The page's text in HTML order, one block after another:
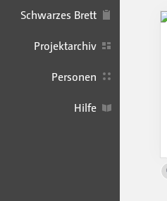
Schwarzes Brett
Projektarchiv
Personen
Hilfe